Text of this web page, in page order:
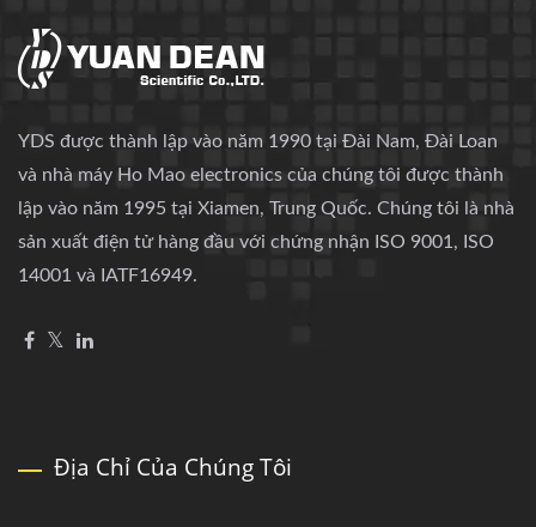
YDS được thành lập vào năm 1990 tại Đài Nam, Đài Loan
và nhà máy Ho Mao electronics của chúng tôi được thành
lập vào năm 1995 tại Xiamen, Trung Quốc. Chúng tôi là nhà
sản xuất điện tử hàng đầu với chứng nhận ISO 9001, ISO
14001 và IATF16949.
Địa Chỉ Của Chúng Tôi